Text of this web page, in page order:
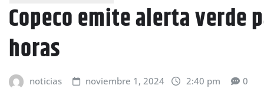
Copeco emite alerta verde
horas
noticias noviembre 1, 2024 2:40 pm 0